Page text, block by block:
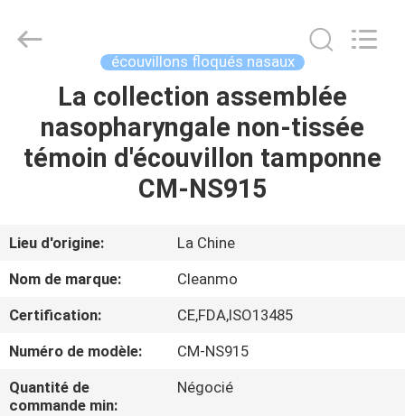
MAISON
PRODUITS
SUJET
DE
NOUS
VISITE
D'USINE
Technology
écouvillons floqués nasaux
La collection assemblée
nasopharyngale non-tissée
témoin d'écouvillon tamponne
CM-NS915
Lieu d'origine:
La Chine
Nom de marque:
Cleanmo
Certification:
CE,FDA,ISO13485
Numéro de modèle:
CM-NS915
Quantité de
commande min:
Négocié